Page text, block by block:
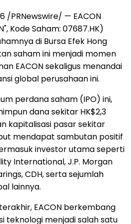
/PRNewswire/ — EACON
Kode Saham: 07687.HK)
di Bursa Efek Hong
saham ini menjadi momen
EACON sekaligus menandai
global perusahaan ini.
perdana saham (IPO) ini,
dana sekitar HK$2,3
kapitalisasi pasar sekitar
mendapat sambutan positif
investor utama seperti
International, J.P. Morgan
CDH, serta sejumlah
lainnya.
EACON berkembang
teknologi menjadi salah satu